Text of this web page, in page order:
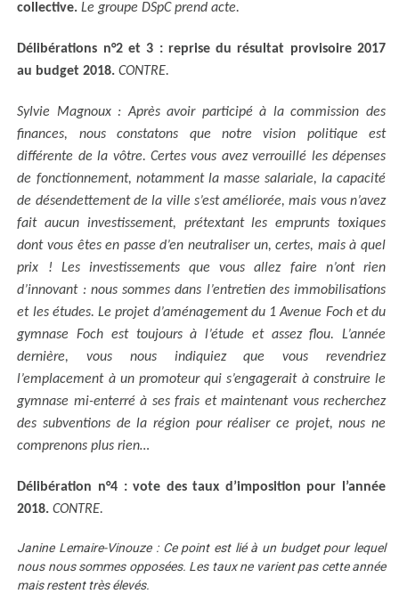
collective. Le groupe DSpC prend acte.
Délibérations n°2 et 3 : reprise du résultat provisoire 2017
au budget 2018. CONTRE.
Sylvie Magnoux : Après avoir participé à la commission des
finances, nous constatons que notre vision politique est
différente de la vôtre. Certes vous avez verrouillé les dépenses
de fonctionnement, notamment la masse salariale, la capacité
de désendettement de la ville s’est améliorée, mais vous n’avez
fait aucun investissement, prétextant les emprunts toxiques
dont vous êtes en passe d’en neutraliser un, certes, mais à quel
prix ! Les investissements que vous allez faire n’ont rien
d’innovant : nous sommes dans l’entretien des immobilisations
et les études. Le projet d’aménagement du 1 Avenue Foch et du
gymnase Foch est toujours à l’étude et assez flou. L’année
dernière, vous nous indiquiez que vous revendriez
l’emplacement à un promoteur qui s’engagerait à construire le
gymnase mi-enterré à ses frais et maintenant vous recherchez
des subventions de la région pour réaliser ce projet, nous ne
comprenons plus rien…
Délibération n°4 : vote des taux d’imposition pour l’année
2018. CONTRE.
Janine Lemaire-Vinouze : Ce point est lié à un budget pour lequel
nous nous sommes opposées. Les taux ne varient pas cette année
mais restent très élevés.